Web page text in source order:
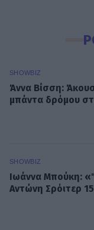
SHOWBIZ
Άννα Βίσση:
μπάντα δρόμου
SHOWBIZ
Ιωάννα Μπούκη:
Αντώνη Σρόιτερ